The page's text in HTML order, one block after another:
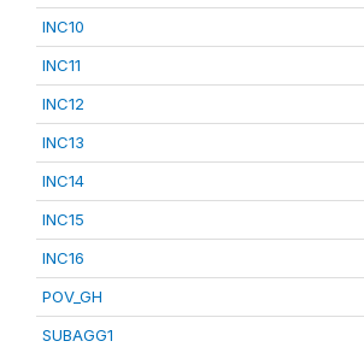
INC10
INC11
INC12
INC13
INC14
INC15
INC16
POV_GH
SUBAGG1